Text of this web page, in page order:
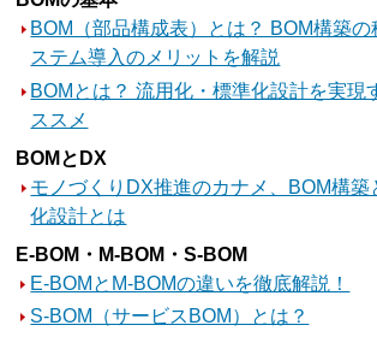
BOM（部品構成表）とは？ BOM構築
ステム導入のメリットを解説
BOMとは？ 流用化・標準化設計を実現
ススメ
BOMとDX
モノづくりDX推進のカナメ、BOM構築
化設計とは
E-BOM・M-BOM・S-BOM
E-BOMとM-BOMの違いを徹底解説！
S-BOM（サービスBOM）とは？